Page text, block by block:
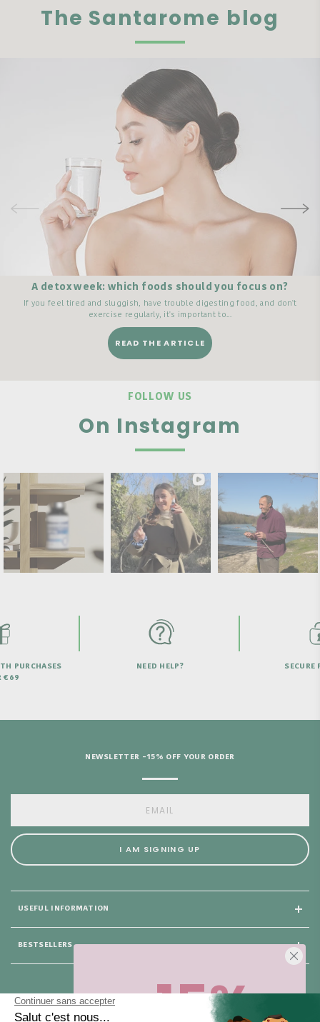
The Santarome blog
A detox week: which foods should you focus on?
If you feel tired and sluggish, have trouble digesting food, and don't
exercise regularly, it's important to...
READ THE ARTICLE
FOLLOW US
On Instagram
PURCHASES
€69
NEED HELP? SECURE
USEFUL INFORMATION
BESTSELLERS
NEWSLETTER -15% OFF YOUR ORDER
I AM SIGNING UP
-15%